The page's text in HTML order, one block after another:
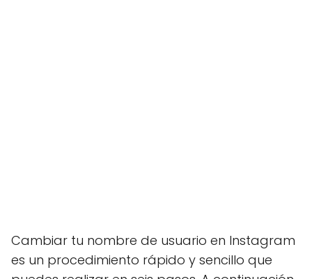
Cambiar tu nombre de usuario en Instagram
es un procedimiento rápido y sencillo que